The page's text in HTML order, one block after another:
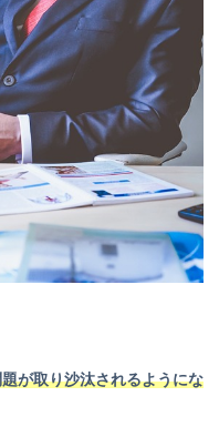
が取り沙汰されるようにな